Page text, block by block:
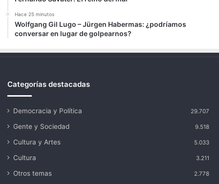
Hace 25 minutos
Wolfgang Gil Lugo – Jürgen Habermas: ¿podríamos
conversar en lugar de golpearnos?
Categorías destacadas
Democracia y Política 29.707
Gente y Sociedad 9.518
Cultura y Artes 5.033
Cultura 3.211
Otros temas 2.778